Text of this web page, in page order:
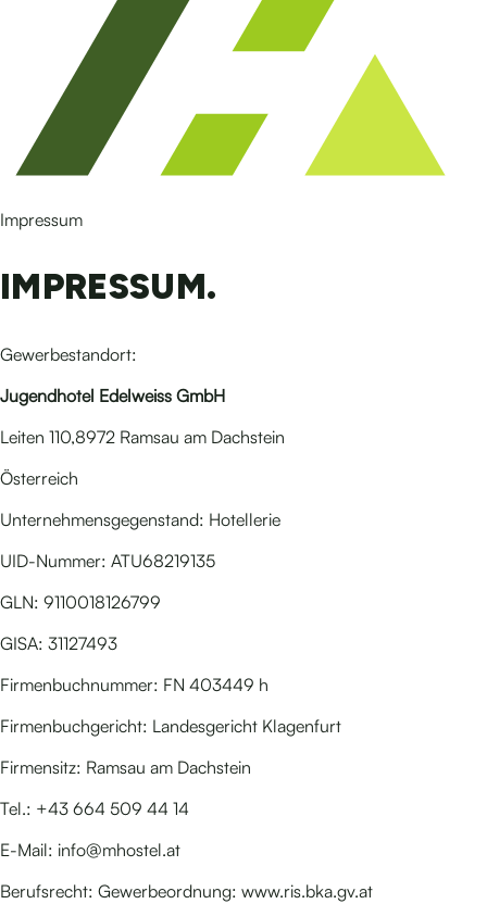
Impressum
IMPRESSUM.
Gewerbestandort:
Jugendhotel Edelweiss GmbH
Leiten 110,8972 Ramsau am Dachstein
Österreich
Unternehmensgegenstand: Hotellerie
UID-Nummer: ATU68219135
GLN: 9110018126799
GISA: 31127493
Firmenbuchnummer: FN 403449 h
Firmenbuchgericht: Landesgericht Klagenfurt
Firmensitz: Ramsau am Dachstein
Tel.: +43 664 509 44 14
E-Mail: info@mhostel.at
Berufsrecht: Gewerbeordnung: www.ris.bka.gv.at